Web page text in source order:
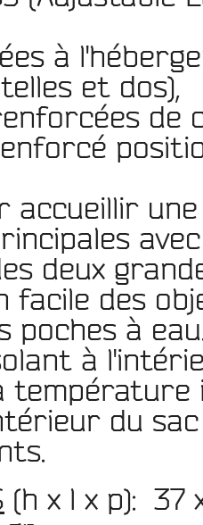
à
et dos),
de
accueillir
deux
facile des
poches à
à
température
du
(h x l x p): 37